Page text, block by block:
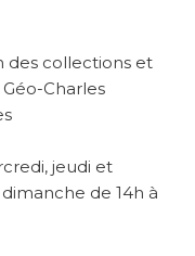
des collections et
Charles
jeudi et
de 14h à